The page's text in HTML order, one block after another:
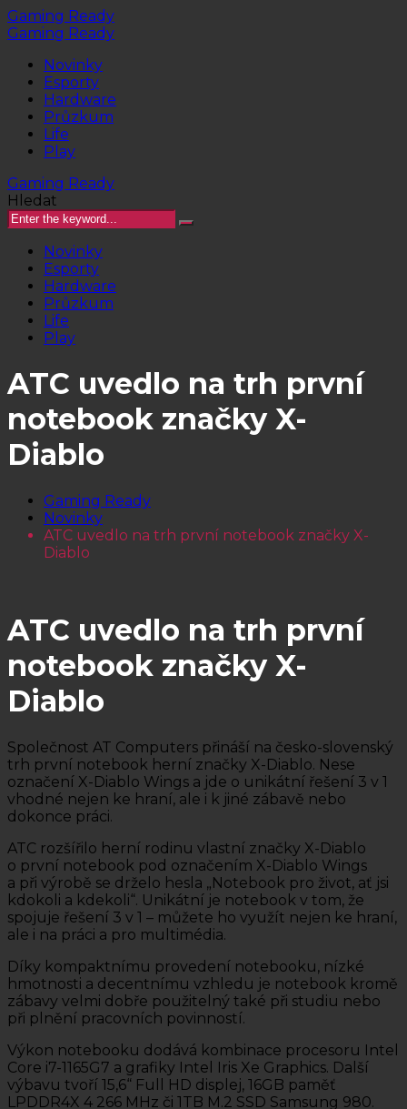
Gaming Ready
Gaming Ready
Novinky
Esporty
Hardware
Průzkum
Life
Play
Gaming Ready
Hledat
Novinky
Esporty
Hardware
Průzkum
Life
Play
ATC uvedlo na trh první
notebook značky X-
Diablo
Gaming Ready
Novinky
ATC uvedlo na trh první notebook značky X-
Diablo
ATC uvedlo na trh první
notebook značky X-
Diablo
Společnost AT Computers přináší na česko-slovenský
trh první notebook herní značky X-Diablo. Nese
označení X-Diablo Wings a jde o unikátní řešení 3 v 1
vhodné nejen ke hraní, ale i k jiné zábavě nebo
dokonce práci.
ATC rozšířilo herní rodinu vlastní značky X-Diablo
o první notebook pod označením X-Diablo Wings
a při výrobě se drželo hesla „Notebook pro život, ať jsi
kdokoli a kdekoli“. Unikátní je notebook v tom, že
spojuje řešení 3 v 1 – můžete ho využít nejen ke hraní,
ale i na práci a pro multimédia.
Díky kompaktnímu provedení notebooku, nízké
hmotnosti a decentnímu vzhledu je notebook kromě
zábavy velmi dobře použitelný také při studiu nebo
při plnění pracovních povinností.
Výkon notebooku dodává kombinace procesoru Intel
Core i7-1165G7 a grafiky Intel Iris Xe Graphics. Další
výbavu tvoří 15,6“ Full HD displej, 16GB paměť
LPDDR4X 4 266 MHz či 1TB M.2 SSD Samsung 980.